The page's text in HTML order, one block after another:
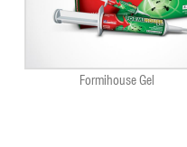
Formihouse Gel